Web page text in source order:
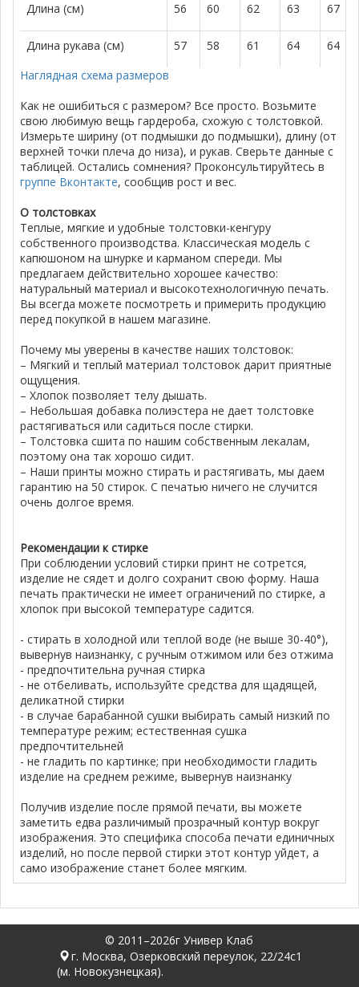
Длина (см) 56 60 62 63 67
Длина рукава (см) 57 58 61 64
64
Наглядная схема размеров
Как не ошибиться с размером? Все просто. Возьмите
свою любимую вещь гардероба, схожую с толстовкой.
Измерьте ширину (от подмышки до подмышки), длину (от
верхней точки плеча до низа), и рукав. Сверьте данные с
таблицей. Остались сомнения? Проконсультируйтесь в
группе Вконтакте, сообщив рост и вес.
О толстовках
Теплые, мягкие и удобные толстовки-кенгуру
собственного производства. Классическая модель с
капюшоном на шнурке и карманом спереди. Мы
предлагаем действительно хорошее качество:
натуральный материал и высокотехнологичную печать.
Вы всегда можете посмотреть и примерить продукцию
перед покупкой в нашем магазине.
Почему мы уверены в качестве наших толстовок:
– Мягкий и теплый материал толстовок дарит приятные
ощущения.
– Хлопок позволяет телу дышать.
– Небольшая добавка полиэстера не дает толстовке
растягиваться или садиться после стирки.
– Толстовка сшита по нашим собственным лекалам,
поэтому она так хорошо сидит.
– Наши принты можно стирать и растягивать, мы даем
гарантию на 50 стирок. С печатью ничего не случится
очень долгое время.
Рекомендации к стирке
При соблюдении условий стирки принт не сотрется,
изделие не сядет и долго сохранит свою форму. Наша
печать практически не имеет ограничений по стирке, а
хлопок при высокой температуре садится.
- стирать в холодной или теплой воде (не выше 30-40°),
вывернув наизнанку, с ручным отжимом или без отжима
- предпочтительна ручная стирка
- не отбеливать, используйте средства для щадящей,
деликатной стирки
- в случае барабанной сушки выбирать самый низкий по
температуре режим; естественная сушка
предпочтительней
- не гладить по картинке; при необходимости гладить
изделие на среднем режиме, вывернув наизнанку
Получив изделие после прямой печати, вы можете
заметить едва различимый прозрачный контур вокруг
изображения. Это специфика способа печати единичных
изделий, но после первой стирки этот контур уйдет, а
само изображение станет более мягким.
© 2011–2026г Универ Клаб
г. Москва, Озерковский переулок, 22/24с1
(м. Новокузнецкая).